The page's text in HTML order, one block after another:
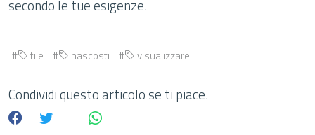
secondo le tue esigenze.
file nascosti visualizzare
Condividi questo articolo se ti piace.